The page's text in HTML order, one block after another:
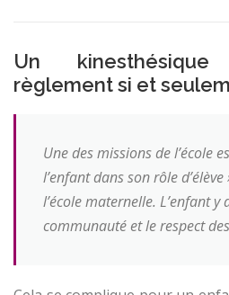
Un
règlement si et
Une des missions de l’école
l’enfant dans son rôle
l’école maternelle. L’enfant
communauté et le respect